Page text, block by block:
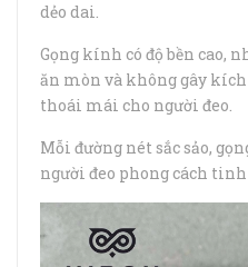
dẻo dai.
Gọng kính có độ bền cao,
ăn mòn và không gây
thoái mái cho người đeo.
Mỗi đường nét sắc sảo,
người đeo phong cách tinh